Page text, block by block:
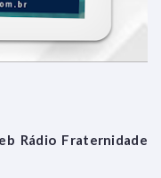
Rádio Fraternidade